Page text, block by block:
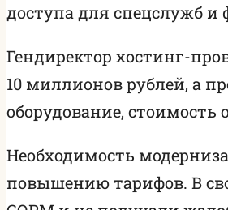
доступа для спецслужб
Гендиректор хостинг-
10 миллионов рублей, а
оборудование,
Необходимость
повышению тарифов. В